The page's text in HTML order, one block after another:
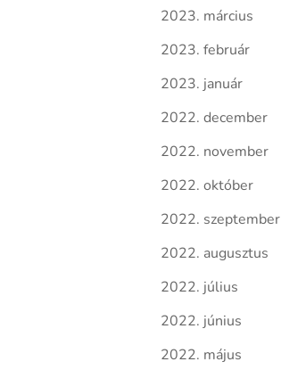
2023. március
2023. február
2023. január
2022. december
2022. november
2022. október
2022. szeptember
2022. augusztus
2022. július
2022. június
2022. május